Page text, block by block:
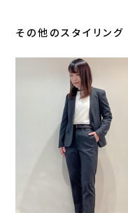
その他のスタイリング